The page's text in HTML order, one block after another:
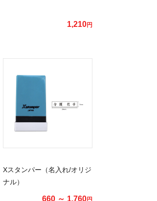
1,210円
Xスタンパー（名入れ/オリジ
ナル）
660 ～ 1,760円